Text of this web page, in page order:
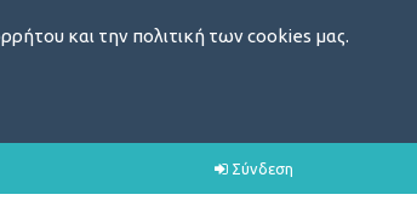
και την πολιτική των cookies μας.
Σύνδεση